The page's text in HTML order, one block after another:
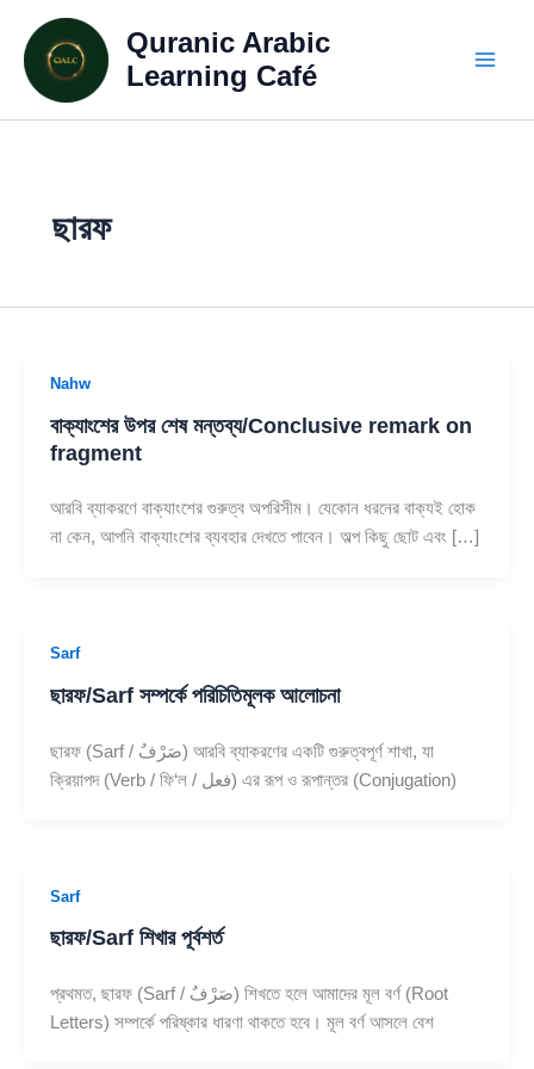
to
content
Quranic Arabic
Learning Café
ছারফ
Nahw
বাক্যাংশের উপর শেষ মন্তব্য/Conclusive remark on
fragment
আরবি ব্যাকরণে বাক্যাংশের গুরুত্ব অপরিসীম। যেকোন ধরনের বাক্যই হোক
না কেন, আপনি বাক্যাংশের ব্যবহার দেখতে পাবেন। অল্প কিছু ছোট এবং […]
Sarf
ছারফ/Sarf সম্পর্কে পরিচিতিমূলক আলোচনা
ছারফ (Sarf / صَرْفٌ) আরবি ব্যাকরণের একটি গুরুত্বপূর্ণ শাখা, যা
ক্রিয়াপদ (Verb / ফি‘ল / فعل) এর রূপ ও রূপান্তর (Conjugation)
Sarf
ছারফ/Sarf শিখার পূর্বশর্ত
প্রথমত, ছারফ (Sarf / صَرْفٌ) শিখতে হলে আমাদের মূল বর্ণ (Root
Letters) সম্পর্কে পরিষ্কার ধারণা থাকতে হবে। মূল বর্ণ আসলে বেশ